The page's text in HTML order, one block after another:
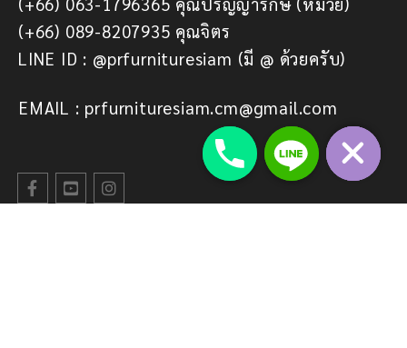
(+66) 061-4282465 คุณศิริรัตน์ (มุก)
(+66) 063-1796365 คุณปริญญารักษ์ (หมวย)
(+66) 089-8207935 คุณจิตร
EMAIL : prfurnituresiam.cm@gmail.com